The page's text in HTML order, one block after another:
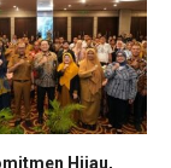
Hijau,